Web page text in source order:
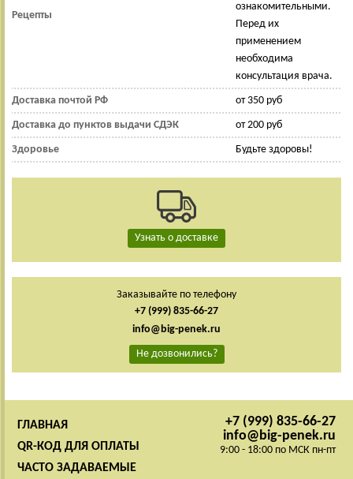
Рецепты
ознакомительными.
Перед их
применением
необходима
консультация врача.
Доставка почтой РФ от 350 руб
Доставка до пунктов выдачи СДЭК от 200 руб
Здоровье Будьте здоровы!
Узнать о доставке
Заказывайте по телефону
+7 (999) 835-66-27
info@big-penek.ru
Не дозвонились?
+7 (999) 835-66-27
info@big-penek.ru
9:00 - 18:00 по МСК пн-пт
ГЛАВНАЯ
QR-КОД ДЛЯ ОПЛАТЫ
ЧАСТО ЗАДАВАЕМЫЕ